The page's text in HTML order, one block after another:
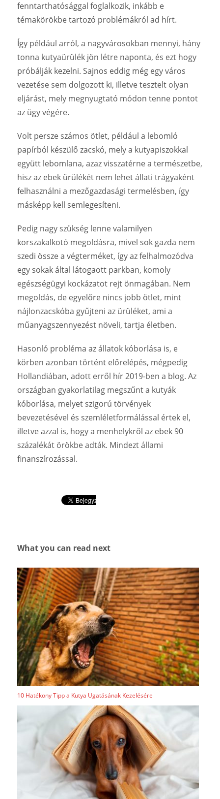
fenntarthatósággal foglalkozik, inkább e
témakörökbe tartozó problémákról ad hírt.
Így például arról, a nagyvárosokban mennyi, hány
tonna kutyaürülék jön létre naponta, és ezt hogy
próbálják kezelni. Sajnos eddig még egy város
vezetése sem dolgozott ki, illetve tesztelt olyan
eljárást, mely megnyugtató módon tenne pontot
az ügy végére.
Volt persze számos ötlet, például a lebomló
papírból készülő zacskó, mely a kutyapiszokkal
együtt lebomlana, azaz visszatérne a természetbe,
hisz az ebek ürülékét nem lehet állati trágyaként
felhasználni a mezőgazdasági termelésben, így
másképp kell semlegesíteni.
Pedig nagy szükség lenne valamilyen
korszakalkotó megoldásra, mivel sok gazda nem
szedi össze a végterméket, így az felhalmozódva
egy sokak által látogaott parkban, komoly
egészségügyi kockázatot rejt önmagában. Nem
megoldás, de egyelőre nincs jobb ötlet, mint
nájlonzacskóba gyűjteni az ürüléket, ami a
műanyagszennyezést növeli, tartja életben.
Hasonló probléma az állatok kóborlása is, e
körben azonban történt előrelépés, mégpedig
Hollandiában, adott erről hír 2019-ben a blog. Az
országban gyakorlatilag megszűnt a kutyák
kóborlása, melyet szigorú törvények
bevezetésével és szemléletformálással értek el,
illetve azzal is, hogy a menhelykről az ebek 90
százalékát örökbe adták. Mindezt állami
finanszírozással.
What you can read next
10 Hatékony Tipp a Kutya Ugatásának Kezelésére